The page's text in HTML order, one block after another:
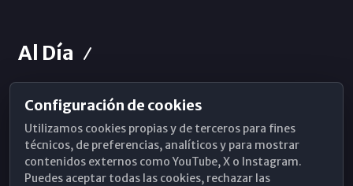
Al Día
Horarios de Misa
Hemeroteca
WhatsApp
Configuración de cookies
Utilizamos cookies propias y de terceros para fines
técnicos, de preferencias, analíticos y para mostrar
contenidos externos como YouTube, X o Instagram.
Puedes aceptar todas las cookies, rechazar las